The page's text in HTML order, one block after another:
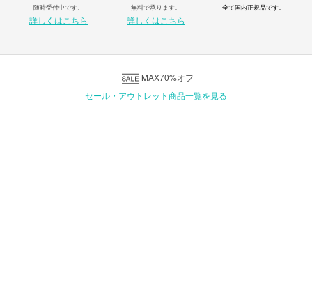
随時受付中です。
詳しくはこちら
無料で承ります。
詳しくはこちら
全て国内正規品です。
MAX70%オフ
セール・アウトレット商品一覧を見る